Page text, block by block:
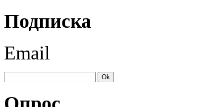
Подписка
Email